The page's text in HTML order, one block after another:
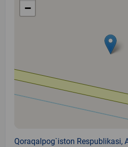
−
Qoraqalpog`iston Respublikasi,